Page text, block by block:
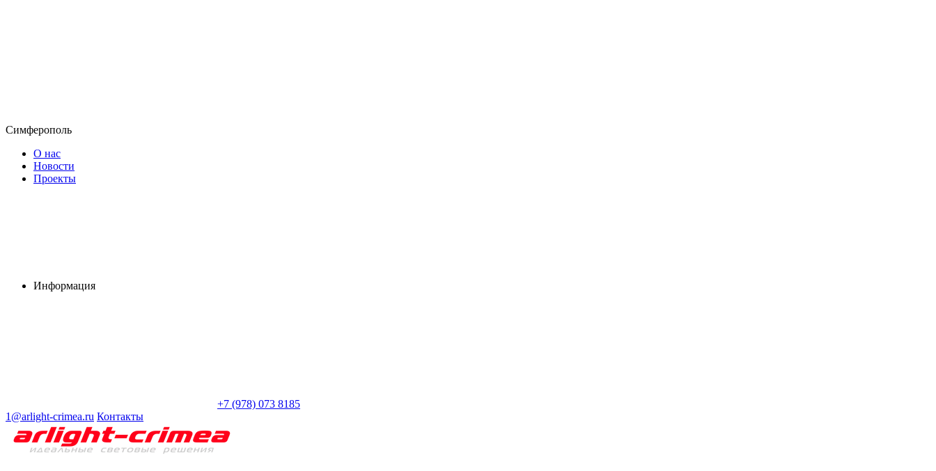
Симферополь
О нас
Новости
Проекты
Информация
+7 (978) 073 8185
1@arlight-crimea.ru Контакты